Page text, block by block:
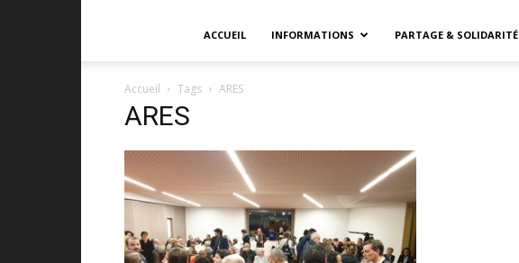
ACCUEIL INFORMATIONS PARTAGE & SOLIDARITÉ
Accueil Tags ARES
ARES